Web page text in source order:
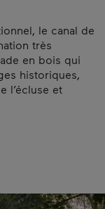
le canal de
très
en bois qui
historiques,
l’écluse et